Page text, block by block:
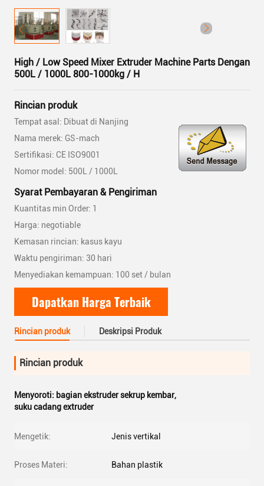
High / Low Speed ​​Mixer Extruder Machine Parts Dengan
500L / 1000L 800-1000kg / H
Rincian produk
Tempat asal: Dibuat di Nanjing
Nama merek: GS-mach
Sertifikasi: CE ISO9001
Nomor model: 500L / 1000L
Syarat Pembayaran & Pengiriman
Kuantitas min Order: 1
Harga: negotiable
Kemasan rincian: kasus kayu
Waktu pengiriman: 30 hari
Menyediakan kemampuan: 100 set / bulan
Dapatkan Harga Terbaik
Rincian produk Deskripsi Produk
Rincian produk
Menyoroti: bagian ekstruder sekrup kembar,
suku cadang extruder
Mengetik: Jenis vertikal
Proses Materi: Bahan plastik